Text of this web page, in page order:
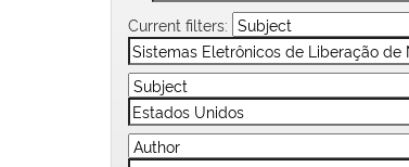
Current filters: